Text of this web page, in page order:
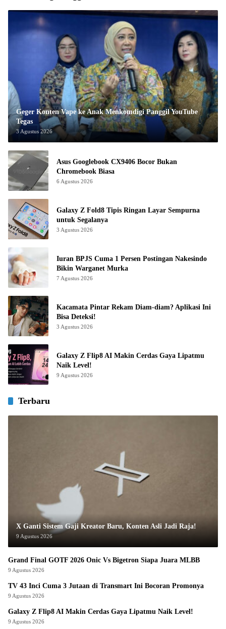
Geger Konten Vape ke Anak Menkomdigi Panggil YouTube
Tegas
3 Agustus 2026
Asus Googlebook CX9406 Bocor Bukan
Chromebook Biasa
6 Agustus 2026
Galaxy Z Fold8 Tipis Ringan Layar Sempurna
untuk Segalanya
3 Agustus 2026
Iuran BPJS Cuma 1 Persen Postingan Nakesindo
Bikin Warganet Murka
7 Agustus 2026
Kacamata Pintar Rekam Diam-diam? Aplikasi Ini
Bisa Deteksi!
3 Agustus 2026
Galaxy Z Flip8 AI Makin Cerdas Gaya Lipatmu
Naik Level!
9 Agustus 2026
Terbaru
X Ganti Sistem Gaji Kreator Baru, Konten Asli Jadi Raja!
9 Agustus 2026
Grand Final GOTF 2026 Onic Vs Bigetron Siapa Juara MLBB
9 Agustus 2026
TV 43 Inci Cuma 3 Jutaan di Transmart Ini Bocoran Promonya
9 Agustus 2026
Galaxy Z Flip8 AI Makin Cerdas Gaya Lipatmu Naik Level!
9 Agustus 2026